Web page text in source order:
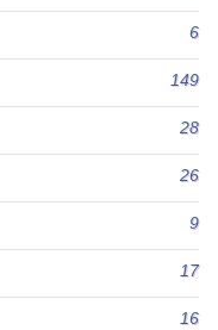
6
149
28
26
9
17
16